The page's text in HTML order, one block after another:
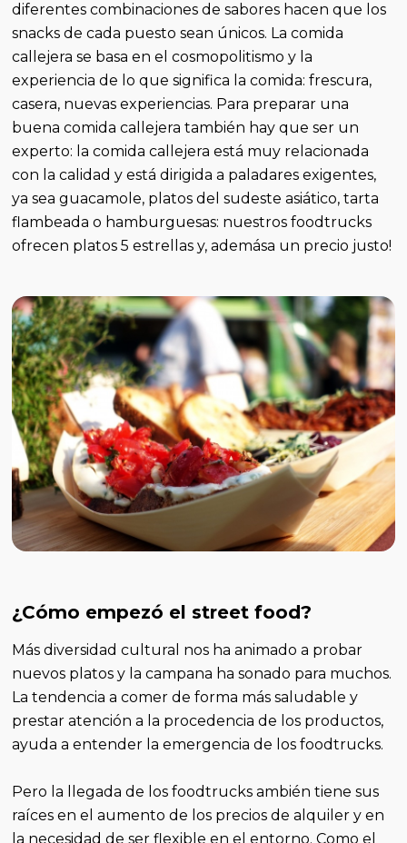
diferentes combinaciones de sabores hacen que los
snacks de cada puesto sean únicos. La comida
callejera se basa en el cosmopolitismo y la
experiencia de lo que significa la comida: frescura,
casera, nuevas experiencias. Para preparar una
buena comida callejera también hay que ser un
experto: la comida callejera está muy relacionada
con la calidad y está dirigida a paladares exigentes,
ya sea guacamole, platos del sudeste asiático, tarta
flambeada o hamburguesas: nuestros foodtrucks
ofrecen platos 5 estrellas y, ademása un precio justo!
¿Cómo empezó el street food?
Más diversidad cultural nos ha animado a probar
nuevos platos y la campana ha sonado para muchos.
La tendencia a comer de forma más saludable y
prestar atención a la procedencia de los productos,
ayuda a entender la emergencia de los foodtrucks.
Pero la llegada de los foodtrucks ambién tiene sus
raíces en el aumento de los precios de alquiler y en
la necesidad de ser flexible en el entorno. Como el